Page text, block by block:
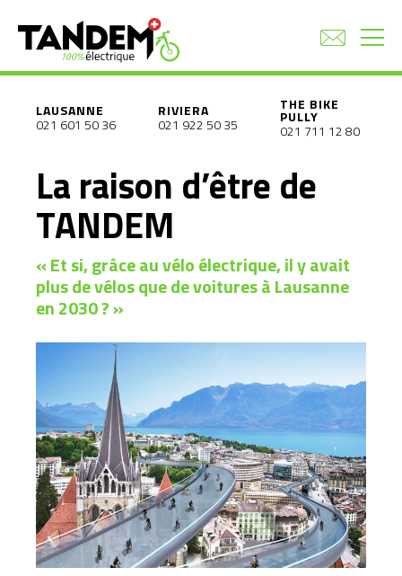
LAUSANNE
021 601 50 36
RIVIERA
021 922 50 35
THE BIKE
PULLY
021 711 12 80
La raison d’être de
TANDEM
« Et si, grâce au vélo électrique, il y avait
plus de vélos que de voitures à Lausanne
en 2030 ? »